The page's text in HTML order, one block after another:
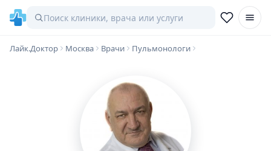
Лайк.Доктор Москва Врачи Пульмонологи